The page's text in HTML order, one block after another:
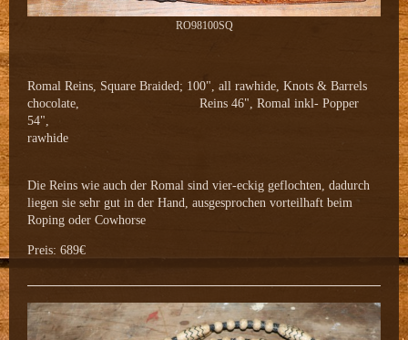
RO98100SQ
Romal Reins, Square Braided; 100", all rawhide, Knots & Barrels
chocolate, Reins 46", Romal inkl- Popper
54",
rawhide
Die Reins wie auch der Romal sind vier-eckig geflochten, dadurch
liegen sie sehr gut in der Hand, ausgesprochen vorteilhaft beim
Roping oder Cowhorse
Preis: 689€